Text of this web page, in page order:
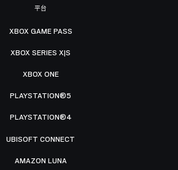
平台
XBOX GAME PASS
XBOX SERIES X|S
XBOX ONE
PLAYSTATION®5
PLAYSTATION®4
UBISOFT CONNECT
AMAZON LUNA